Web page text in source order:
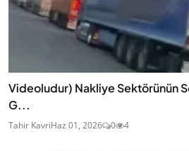
Videoludur) Nakliye Sektörünün
G...
Tahir KavriHaz 01, 2026 0 4